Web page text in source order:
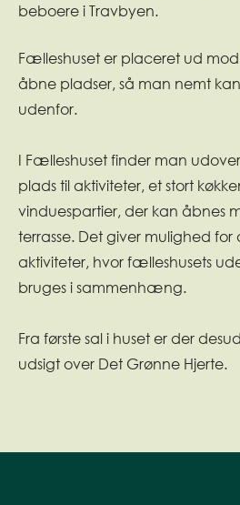
beboere i Travbyen.
Fælleshuset er placeret ud
åbne pladser, så man nemt
udenfor.
I Fælleshuset finder man
plads til aktiviteter, et stort
vinduespartier, der kan åbnes
terrasse. Det giver mulighed
aktiviteter, hvor fælleshusets
bruges i sammenhæng.
Fra første sal i huset er der
udsigt over Det Grønne Hjerte.